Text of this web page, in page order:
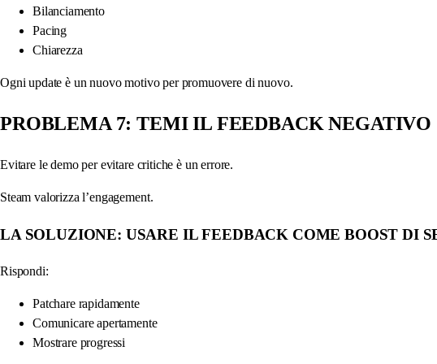
Bilanciamento
Pacing
Chiarezza
Ogni update è un nuovo motivo per promuovere di nuovo.
PROBLEMA 7: TEMI IL FEEDBACK NEGATIVO
Evitare le demo per evitare critiche è un errore.
Steam valorizza l’engagement.
LA SOLUZIONE: USARE IL FEEDBACK COME BOOST DI
Rispondi:
Patchare rapidamente
Comunicare apertamente
Mostrare progressi